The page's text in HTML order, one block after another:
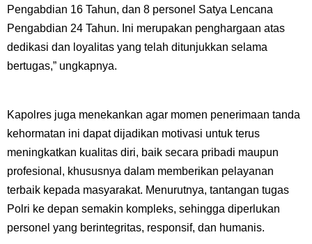
Pengabdian 16 Tahun, dan 8 personel Satya Lencana
Pengabdian 24 Tahun. Ini merupakan penghargaan atas
dedikasi dan loyalitas yang telah ditunjukkan selama
bertugas,” ungkapnya.
Kapolres juga menekankan agar momen penerimaan tanda
kehormatan ini dapat dijadikan motivasi untuk terus
meningkatkan kualitas diri, baik secara pribadi maupun
profesional, khususnya dalam memberikan pelayanan
terbaik kepada masyarakat. Menurutnya, tantangan tugas
Polri ke depan semakin kompleks, sehingga diperlukan
personel yang berintegritas, responsif, dan humanis.